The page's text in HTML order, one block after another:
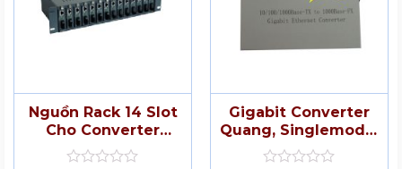
Nguồn Rack 14 Slot
Cho Converter
Quang
Gigabit Converter
Quang, Singlemode,
20km, SC/PC